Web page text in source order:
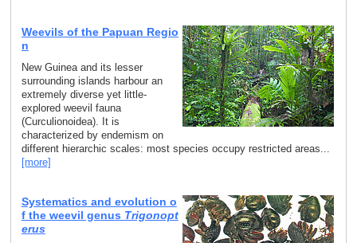
Weevils of the Papuan Regio
n
New Guinea and its lesser
surrounding islands harbour an
extremely diverse yet little-
explored weevil fauna
(Curculionoidea). It is
characterized by endemism on
different hierarchic scales: most species occupy restricted areas...
[more]
Systematics and evolution o
f the weevil genus Trigonopt
erus